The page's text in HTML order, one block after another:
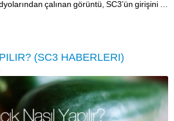
çalınan görüntü, SC3’ün girişini …
(SC3 HABERLERI)